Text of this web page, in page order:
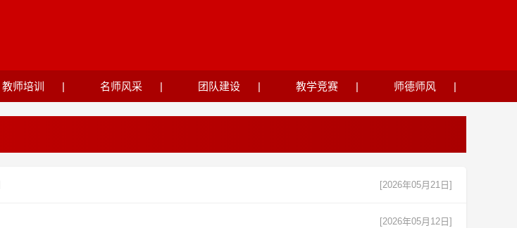
教师培训 | 名师风采 | 团队建设 | 教学竞赛 | 师德师风 |
[2026年05月21日]
[2026年05月12日]